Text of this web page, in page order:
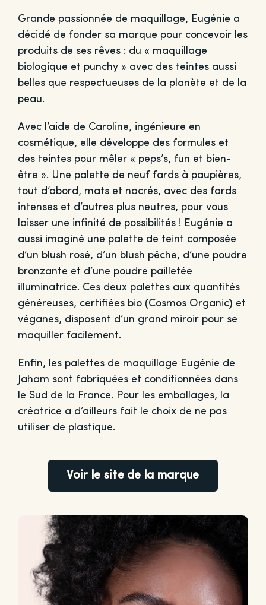
Grande passionnée de maquillage, Eugénie a
décidé de fonder sa marque pour concevoir les
produits de ses rêves : du « maquillage
biologique et punchy » avec des teintes aussi
belles que respectueuses de la planète et de la
peau.
Avec l’aide de Caroline, ingénieure en
cosmétique, elle développe des formules et
des teintes pour mêler « peps’s, fun et bien-
être ». Une palette de neuf fards à paupières,
tout d’abord, mats et nacrés, avec des fards
intenses et d’autres plus neutres, pour vous
laisser une infinité de possibilités ! Eugénie a
aussi imaginé une palette de teint composée
d’un blush rosé, d’un blush pêche, d’une poudre
bronzante et d’une poudre pailletée
illuminatrice. Ces deux palettes aux quantités
généreuses, certifiées bio (Cosmos Organic) et
véganes, disposent d’un grand miroir pour se
maquiller facilement.
Enfin, les palettes de maquillage Eugénie de
Jaham sont fabriquées et conditionnées dans
le Sud de la France. Pour les emballages, la
créatrice a d’ailleurs fait le choix de ne pas
utiliser de plastique.
Voir le site de la marque